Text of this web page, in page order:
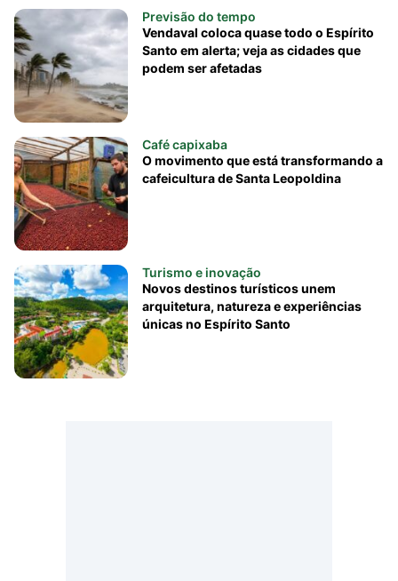
Previsão do tempo
Vendaval coloca quase todo o Espírito
Santo em alerta; veja as cidades que
podem ser afetadas
Café capixaba
O movimento que está transformando a
cafeicultura de Santa Leopoldina
Turismo e inovação
Novos destinos turísticos unem
arquitetura, natureza e experiências
únicas no Espírito Santo